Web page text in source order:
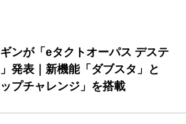
ンが「eタクトオーパス デステ
発表｜新機能「ダブスタ」と
ップチャレンジ」を搭載